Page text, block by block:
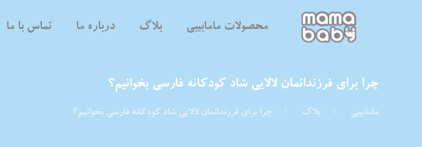
محصولات مامابیبی بلاگ درباره ما تماس با ما
چرا برای فرزندانمان لالایی شاد کودکانه فارسی بخوانیم؟
مامابیبی بلاگ چرا برای فرزندانمان لالایی شاد کودکانه فارسی بخوانیم؟